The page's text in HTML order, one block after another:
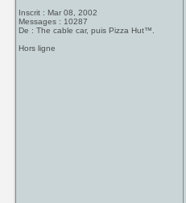
Inscrit : Mar 08, 2002
Messages : 10287
De : The cable car, puis Pizza Hut™.
Hors ligne